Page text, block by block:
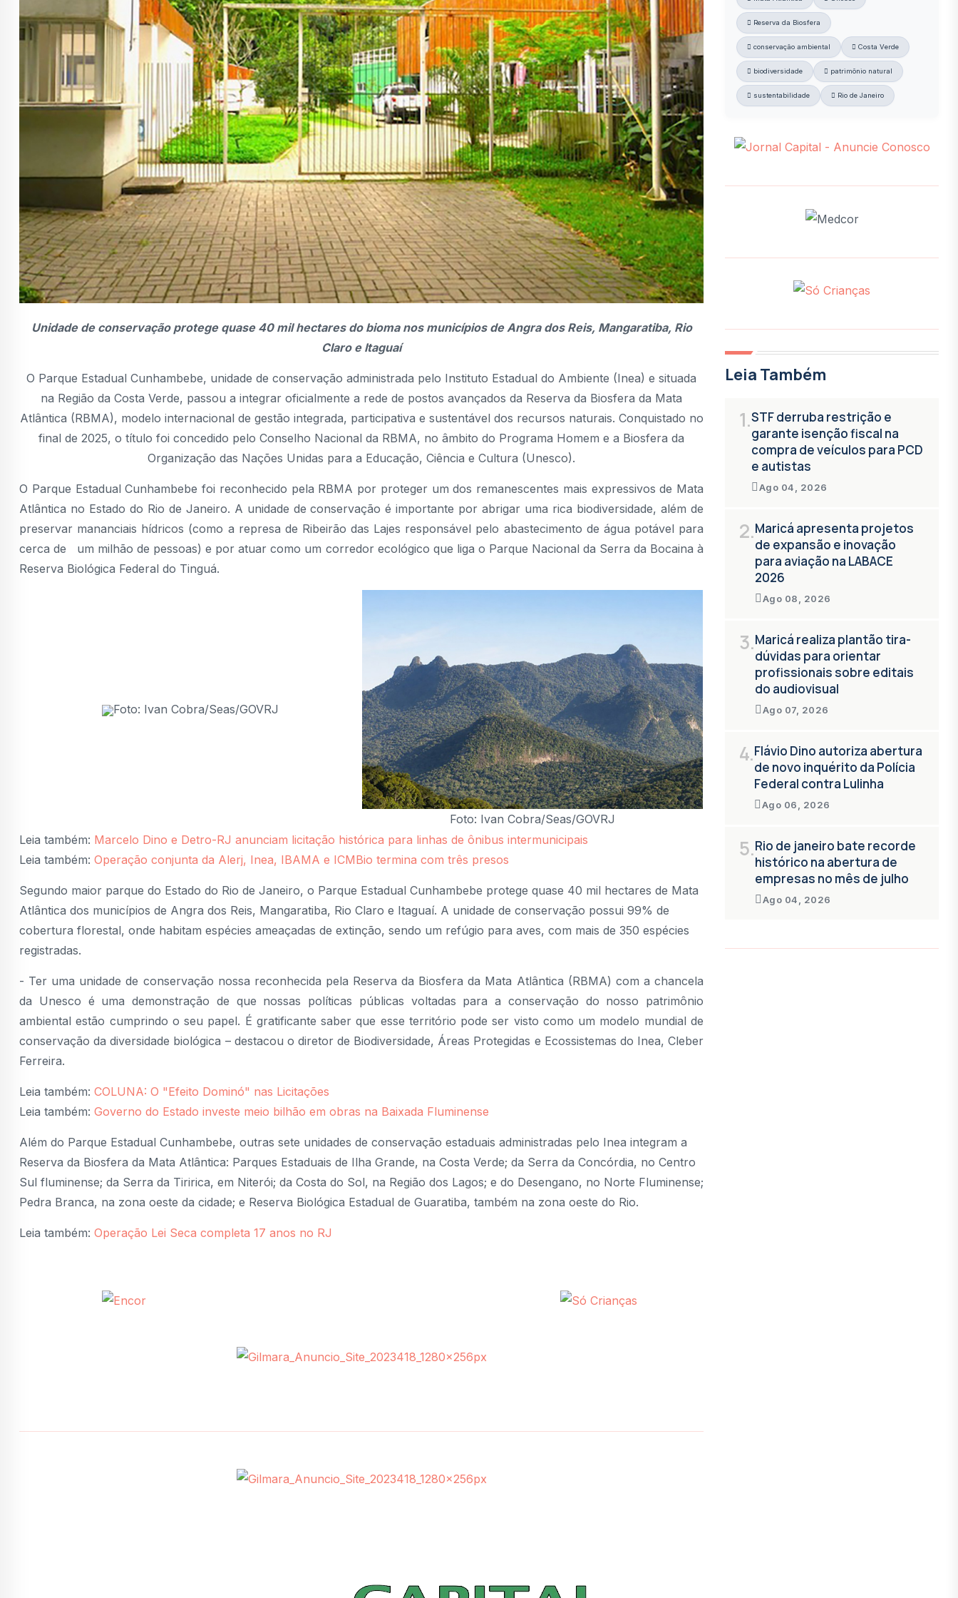
Unidade de conservação protege quase 40 mil hectares do bioma nos municípios de Angra dos Reis, Mangaratiba, Rio
Claro e Itaguaí
O Parque Estadual Cunhambebe, unidade de conservação administrada pelo Instituto Estadual do Ambiente (Inea) e situada
na Região da Costa Verde, passou a integrar oficialmente a rede de postos avançados da Reserva da Biosfera da Mata
Atlântica (RBMA), modelo internacional de gestão integrada, participativa e sustentável dos recursos naturais. Conquistado no
final de 2025, o título foi concedido pelo Conselho Nacional da RBMA, no âmbito do Programa Homem e a Biosfera da
Organização das Nações Unidas para a Educação, Ciência e Cultura (Unesco).
O Parque Estadual Cunhambebe foi reconhecido pela RBMA por proteger um dos remanescentes mais expressivos de Mata
Atlântica no Estado do Rio de Janeiro. A unidade de conservação é importante por abrigar uma rica biodiversidade, além de
preservar mananciais hídricos (como a represa de Ribeirão das Lajes responsável pelo abastecimento de água potável para
cerca de um milhão de pessoas) e por atuar como um corredor ecológico que liga o Parque Nacional da Serra da Bocaina à
Reserva Biológica Federal do Tinguá.
Foto: Ivan Cobra/Seas/GOVRJ
Foto: Ivan Cobra/Seas/GOVRJ
Leia também: Marcelo Dino e Detro-RJ anunciam licitação histórica para linhas de ônibus intermunicipais
Leia também: Operação conjunta da Alerj, Inea, IBAMA e ICMBio termina com três presos
Segundo maior parque do Estado do Rio de Janeiro, o Parque Estadual Cunhambebe protege quase 40 mil hectares de Mata
Atlântica dos municípios de Angra dos Reis, Mangaratiba, Rio Claro e Itaguaí. A unidade de conservação possui 99% de
cobertura florestal, onde habitam espécies ameaçadas de extinção, sendo um refúgio para aves, com mais de 350 espécies
registradas.
- Ter uma unidade de conservação nossa reconhecida pela Reserva da Biosfera da Mata Atlântica (RBMA) com a chancela
da Unesco é uma demonstração de que nossas políticas públicas voltadas para a conservação do nosso patrimônio
ambiental estão cumprindo o seu papel. É gratificante saber que esse território pode ser visto como um modelo mundial de
conservação da diversidade biológica – destacou o diretor de Biodiversidade, Áreas Protegidas e Ecossistemas do Inea, Cleber
Ferreira.
Leia também: COLUNA: O "Efeito Dominó" nas Licitações
Leia também: Governo do Estado investe meio bilhão em obras na Baixada Fluminense
Além do Parque Estadual Cunhambebe, outras sete unidades de conservação estaduais administradas pelo Inea integram a
Reserva da Biosfera da Mata Atlântica: Parques Estaduais de Ilha Grande, na Costa Verde; da Serra da Concórdia, no Centro
Sul fluminense; da Serra da Tiririca, em Niterói; da Costa do Sol, na Região dos Lagos; e do Desengano, no Norte Fluminense;
Pedra Branca, na zona oeste da cidade; e Reserva Biológica Estadual de Guaratiba, também na zona oeste do Rio.
Leia também: Operação Lei Seca completa 17 anos no RJ
Reserva da Biosfera
conservação ambiental Costa Verde
biodiversidade patrimônio natural
sustentabilidade Rio de Janeiro
Leia Também
1.STF derruba restrição e
garante isenção fiscal na
compra de veículos para PCD
e autistas
Ago 04, 2026
2.Maricá apresenta projetos
de expansão e inovação
para aviação na LABACE
2026
Ago 08, 2026
3.Maricá realiza plantão tira-
dúvidas para orientar
profissionais sobre editais
do audiovisual
Ago 07, 2026
4.Flávio Dino autoriza abertura
de novo inquérito da Polícia
Federal contra Lulinha
Ago 06, 2026
5.Rio de janeiro bate recorde
histórico na abertura de
empresas no mês de julho
Ago 04, 2026